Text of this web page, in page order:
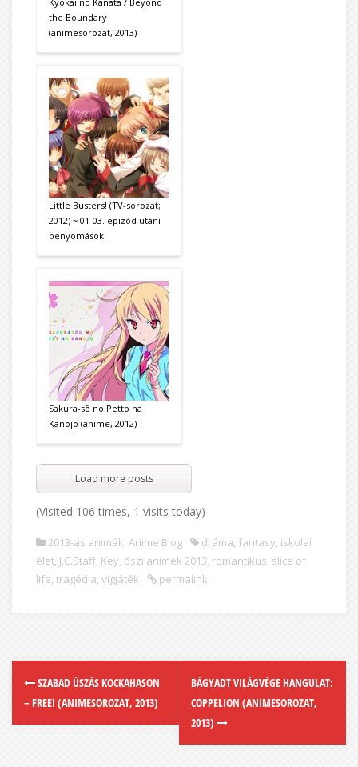
the Boundary
(animesorozat, 2013)
Little Busters! (TV-sorozat;
2012) ~ 01-03. epizód utáni
benyomások
Sakura-sō no Petto na
Kanojo (anime, 2012)
Load more posts
(Visited 106 times, 1 visits today)
2013-as animék, Anime Blog dráma, fantasy, iskolai
élet, J.C.Staff, Key, őszi animék 2013, romantikus, slice of
life, tragédia, vígjáték permalink
SZABAD ÚSZÁS KOCKAHASON
– FREE! (ANIMESOROZAT, 2013)
BÁGYADT VILÁGVÉGE HANGULAT:
COPPELION (ANIMESOROZAT,
2013)